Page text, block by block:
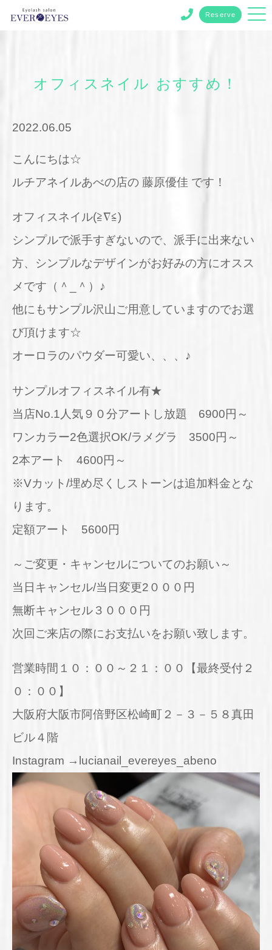
Reserve
オフィスネイル おすすめ！
2022.06.05
こんにちは☆
ルチアネイルあべの店の 藤原優佳 です！
オフィスネイル(≧∇≦)
シンプルで派手すぎないので、派手に出来ない
方、シンプルなデザインがお好みの方にオスス
メです（＾_＾）♪
他にもサンプル沢山ご用意していますのでお選
び頂けます☆
オーロラのパウダー可愛い、、、♪
サンプルオフィスネイル有★
当店No.1人気９０分アートし放題 6900円～
ワンカラー2色選択OK/ラメグラ 3500円～
2本アート 4600円～
※Vカット/埋め尽くしストーンは追加料金とな
ります。
定額アート 5600円
～ご変更・キャンセルについてのお願い～
当日キャンセル/当日変更2０００円
無断キャンセル３０００円
次回ご来店の際にお支払いをお願い致します。
営業時間１０：００～２１：００【最終受付２
０：００】
大阪府大阪市阿倍野区松崎町２－３－５８真田
ビル４階
Instagram →lucianail_evereyes_abeno